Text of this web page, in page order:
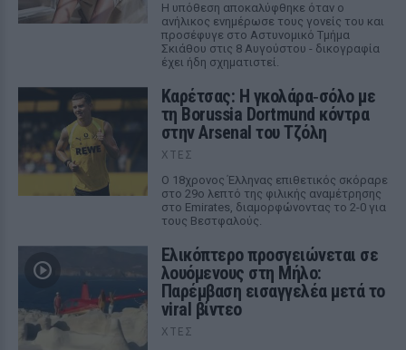
Η υπόθεση αποκαλύφθηκε όταν ο
ανήλικος ενημέρωσε τους γονείς του και
προσέφυγε στο Αστυνομικό Τμήμα
Σκιάθου στις 8 Αυγούστου - δικογραφία
έχει ήδη σχηματιστεί.
Καρέτσας: Η γκολάρα‑σόλο με
τη Borussia Dortmund κόντρα
στην Arsenal του Τζόλη
ΧΤΕΣ
Ο 18χρονος Έλληνας επιθετικός σκόραρε
στο 29ο λεπτό της φιλικής αναμέτρησης
στο Emirates, διαμορφώνοντας το 2-0 για
τους Βεστφαλούς.
Ελικόπτερο προσγειώνεται σε
λουόμενους στη Μήλο:
Παρέμβαση εισαγγελέα μετά το
viral βίντεο
ΧΤΕΣ